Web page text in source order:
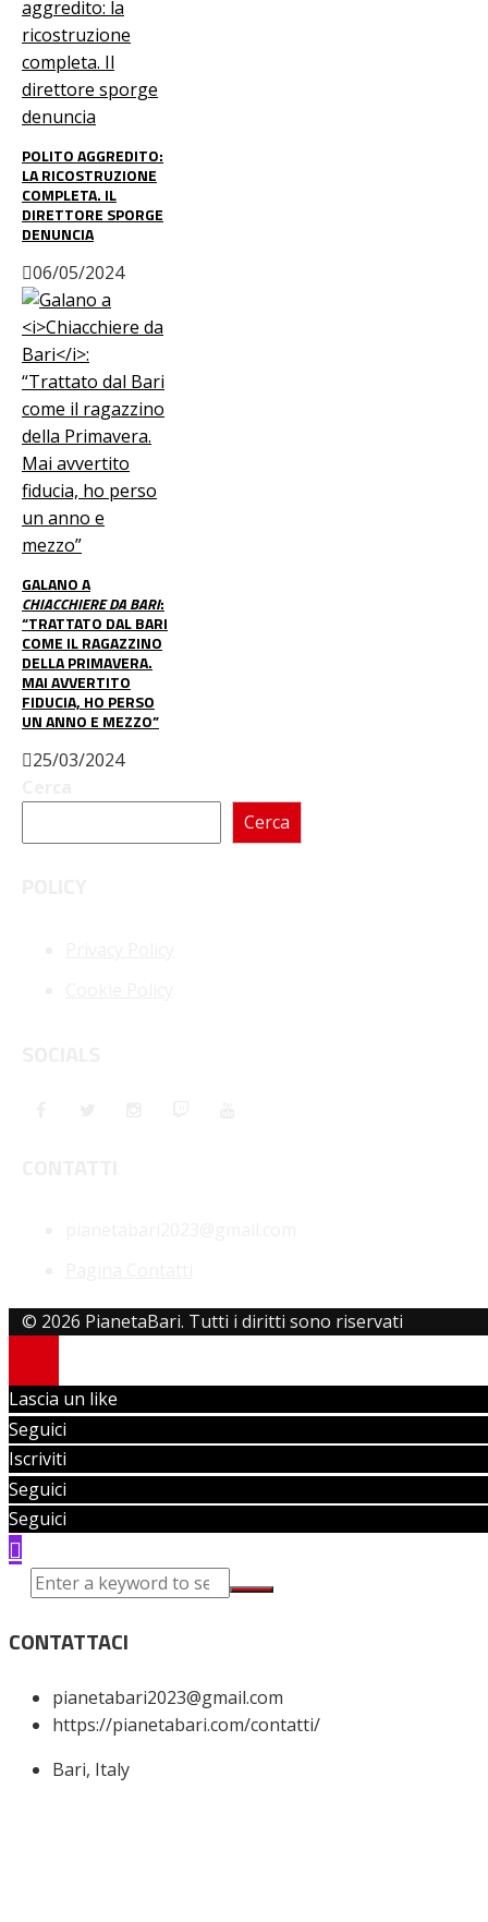
POLITO AGGREDITO:
LA RICOSTRUZIONE
COMPLETA. IL
DIRETTORE SPORGE
DENUNCIA
06/05/2024
GALANO A
CHIACCHIERE DA BARI:
“TRATTATO DAL BARI
COME IL RAGAZZINO
DELLA PRIMAVERA.
MAI AVVERTITO
FIDUCIA, HO PERSO
UN ANNO E MEZZO”
25/03/2024
Cerca
© 2026 PianetaBari. Tutti i diritti sono riservati
Lascia un like
Seguici
Iscriviti
Seguici
Seguici
CONTATTACI
pianetabari2023@gmail.com
https://pianetabari.com/contatti/
Bari, Italy